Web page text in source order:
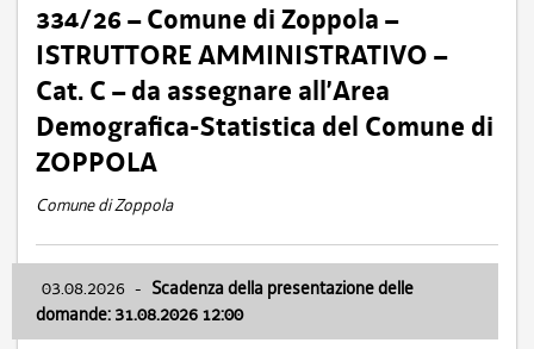
334/26 – Comune di Zoppola –
ISTRUTTORE AMMINISTRATIVO –
Cat. C – da assegnare all’Area
Demografica-Statistica del Comune di
ZOPPOLA
Comune di Zoppola
03.08.2026 - Scadenza della presentazione delle
domande: 31.08.2026 12:00